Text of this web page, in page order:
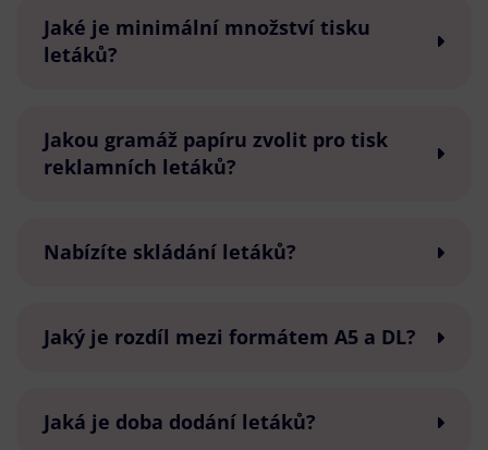
Jaké je minimální množství tisku
letáků?
Jakou gramáž papíru zvolit pro tisk
reklamních letáků?
Nabízíte skládání letáků?
Jaký je rozdíl mezi formátem A5 a DL?
Jaká je doba dodání letáků?